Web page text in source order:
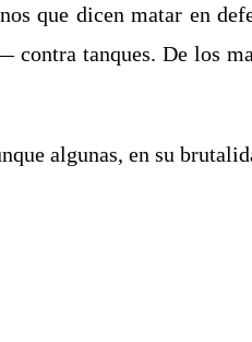
que dicen matar en
contra tanques. De los
algunas, en su